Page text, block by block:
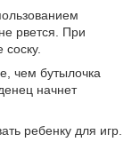
рвется. При
чем бутылочка
начнет
ребенку для игр.